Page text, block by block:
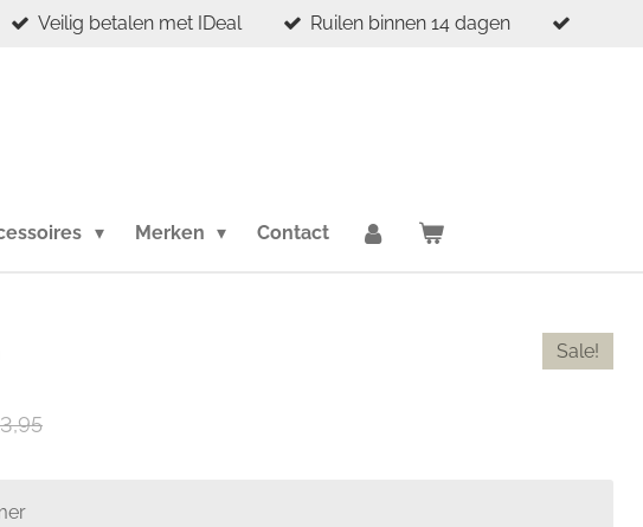
Veilig betalen met IDeal Ruilen binnen 14 dagen
Merken Contact
Sale!